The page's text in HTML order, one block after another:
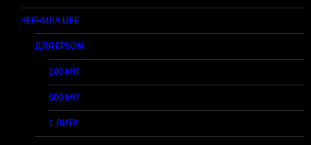
ЧЕРНИЛА LIFE
ДЛЯ EPSON
100 МЛ
500 МЛ
1 ЛИТР